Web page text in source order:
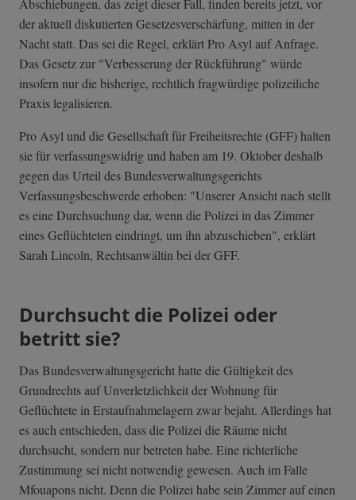
Abschiebungen, das zeigt dieser Fall, finden bereits jetzt, vor
der aktuell diskutierten Gesetzesverschärfung, mitten in der
Nacht statt. Das sei die Regel, erklärt Pro Asyl auf Anfrage.
Das Gesetz zur "Verbesserung der Rückführung" würde
insofern nur die bisherige, rechtlich fragwürdige polizeiliche
Praxis legalisieren.
Pro Asyl und die Gesellschaft für Freiheitsrechte (GFF) halten
sie für verfassungswidrig und haben am 19. Oktober deshalb
gegen das Urteil des Bundesverwaltungsgerichts
Verfassungsbeschwerde erhoben: "Unserer Ansicht nach stellt
es eine Durchsuchung dar, wenn die Polizei in das Zimmer
eines Geflüchteten eindringt, um ihn abzuschieben", erklärt
Sarah Lincoln, Rechtsanwältin bei der GFF.
Durchsucht die Polizei oder
betritt sie?
Das Bundesverwaltungsgericht hatte die Gültigkeit des
Grundrechts auf Unverletzlichkeit der Wohnung für
Geflüchtete in Erstaufnahmelagern zwar bejaht. Allerdings hat
es auch entschieden, dass die Polizei die Räume nicht
durchsucht, sondern nur betreten habe. Eine richterliche
Zustimmung sei nicht notwendig gewesen. Auch im Falle
Mfouapons nicht. Denn die Polizei habe sein Zimmer auf einen